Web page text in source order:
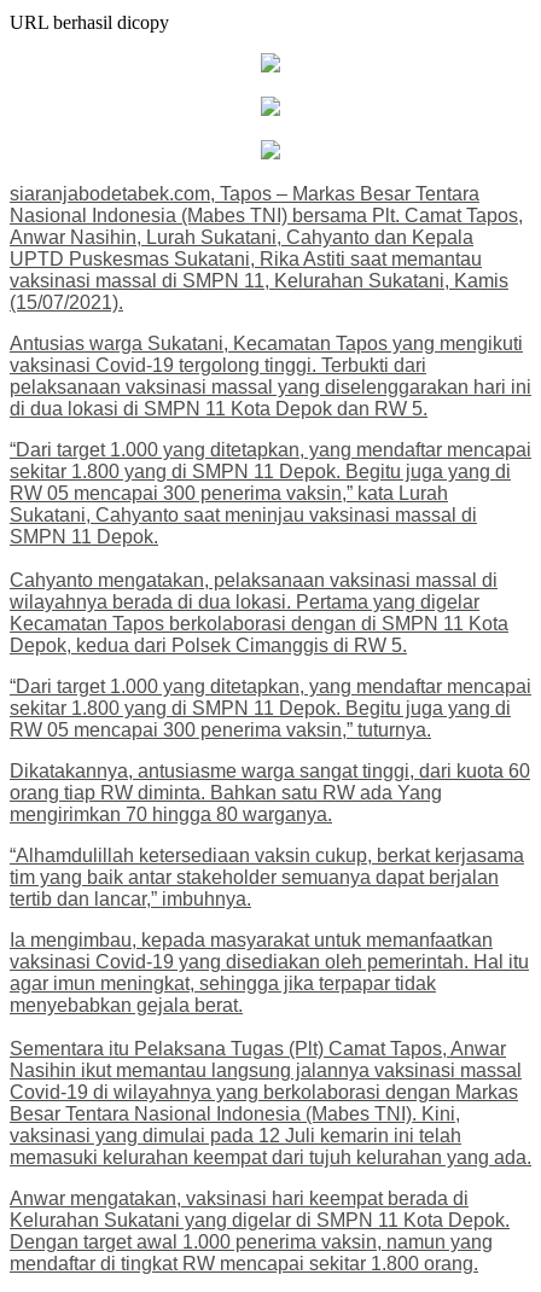
URL berhasil dicopy
siaranjabodetabek.com, Tapos – Markas Besar Tentara
Nasional Indonesia (Mabes TNI) bersama Plt. Camat Tapos,
Anwar Nasihin, Lurah Sukatani, Cahyanto dan Kepala
UPTD Puskesmas Sukatani, Rika Astiti saat memantau
vaksinasi massal di SMPN 11, Kelurahan Sukatani, Kamis
(15/07/2021).
Antusias warga Sukatani, Kecamatan Tapos yang mengikuti
vaksinasi Covid-19 tergolong tinggi. Terbukti dari
pelaksanaan vaksinasi massal yang diselenggarakan hari ini
di dua lokasi di SMPN 11 Kota Depok dan RW 5.
“Dari target 1.000 yang ditetapkan, yang mendaftar mencapai
sekitar 1.800 yang di SMPN 11 Depok. Begitu juga yang di
RW 05 mencapai 300 penerima vaksin,” kata Lurah
Sukatani, Cahyanto saat meninjau vaksinasi massal di
SMPN 11 Depok.
Cahyanto mengatakan, pelaksanaan vaksinasi massal di
wilayahnya berada di dua lokasi. Pertama yang digelar
Kecamatan Tapos berkolaborasi dengan di SMPN 11 Kota
Depok, kedua dari Polsek Cimanggis di RW 5.
“Dari target 1.000 yang ditetapkan, yang mendaftar mencapai
sekitar 1.800 yang di SMPN 11 Depok. Begitu juga yang di
RW 05 mencapai 300 penerima vaksin,” tuturnya.
Dikatakannya, antusiasme warga sangat tinggi, dari kuota 60
orang tiap RW diminta. Bahkan satu RW ada Yang
mengirimkan 70 hingga 80 warganya.
“Alhamdulillah ketersediaan vaksin cukup, berkat kerjasama
tim yang baik antar stakeholder semuanya dapat berjalan
tertib dan lancar,” imbuhnya.
Ia mengimbau, kepada masyarakat untuk memanfaatkan
vaksinasi Covid-19 yang disediakan oleh pemerintah. Hal itu
agar imun meningkat, sehingga jika terpapar tidak
menyebabkan gejala berat.
Sementara itu Pelaksana Tugas (Plt) Camat Tapos, Anwar
Nasihin ikut memantau langsung jalannya vaksinasi massal
Covid-19 di wilayahnya yang berkolaborasi dengan Markas
Besar Tentara Nasional Indonesia (Mabes TNI). Kini,
vaksinasi yang dimulai pada 12 Juli kemarin ini telah
memasuki kelurahan keempat dari tujuh kelurahan yang ada.
Anwar mengatakan, vaksinasi hari keempat berada di
Kelurahan Sukatani yang digelar di SMPN 11 Kota Depok.
Dengan target awal 1.000 penerima vaksin, namun yang
mendaftar di tingkat RW mencapai sekitar 1.800 orang.